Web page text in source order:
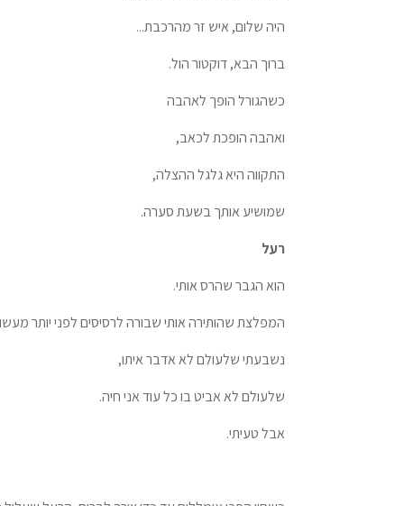
היה שלום, איש זר מהרכבת...
ברוך הבא, דוקטור הול.
כשהגורל הופך לאהבה
ואהבה הופכת לכאב,
התקווה היא גלגל ההצלה,
שמושיע אותך בשעת סערה.
רעל
הוא הגבר שהרס אותי.
המפלצת שהותירה אותי שבורה לרסיסים לפני יותר
נשבעתי שלעולם לא אדבר איתו,
שלעולם לא אביט בו כל עוד אני חיה.
אבל טעיתי.